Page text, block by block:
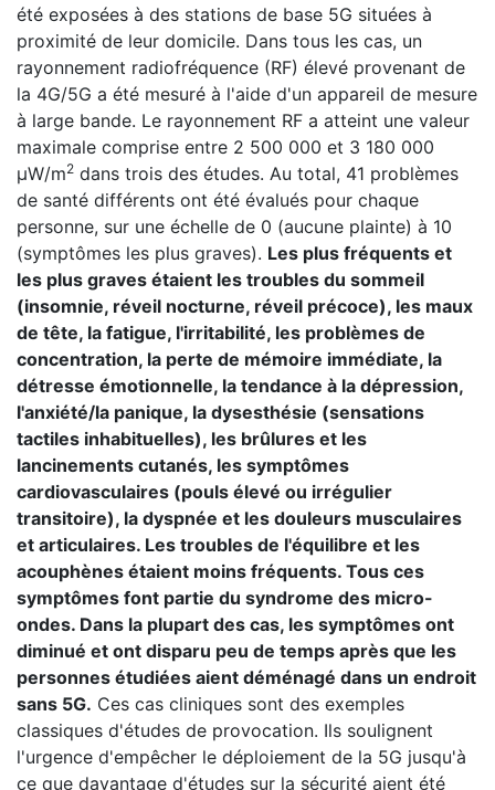
été exposées à des stations de base 5G situées à
proximité de leur domicile. Dans tous les cas, un
rayonnement radiofréquence (RF) élevé provenant de
la 4G/5G a été mesuré à l'aide d'un appareil de mesure
à large bande. Le rayonnement RF a atteint une valeur
maximale comprise entre 2 500 000 et 3 180 000
μW/m2 dans trois des études. Au total, 41 problèmes
de santé différents ont été évalués pour chaque
personne, sur une échelle de 0 (aucune plainte) à 10
(symptômes les plus graves). Les plus fréquents et
les plus graves étaient les troubles du sommeil
(insomnie, réveil nocturne, réveil précoce), les maux
de tête, la fatigue, l'irritabilité, les problèmes de
concentration, la perte de mémoire immédiate, la
détresse émotionnelle, la tendance à la dépression,
l'anxiété/la panique, la dysesthésie (sensations
tactiles inhabituelles), les brûlures et les
lancinements cutanés, les symptômes
cardiovasculaires (pouls élevé ou irrégulier
transitoire), la dyspnée et les douleurs musculaires
et articulaires. Les troubles de l'équilibre et les
acouphènes étaient moins fréquents. Tous ces
symptômes font partie du syndrome des micro-
ondes. Dans la plupart des cas, les symptômes ont
diminué et ont disparu peu de temps après que les
personnes étudiées aient déménagé dans un endroit
sans 5G. Ces cas cliniques sont des exemples
classiques d'études de provocation. Ils soulignent
l'urgence d'empêcher le déploiement de la 5G jusqu'à
ce que davantage d'études sur la sécurité aient été